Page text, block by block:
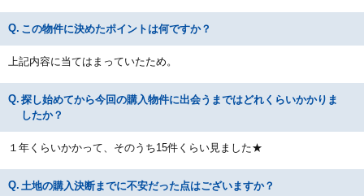
この物件に決めたポイントは何ですか？
上記内容に当てはまっていたため。
探し始めてから今回の購入物件に出会うまではどれくらいかかりま
したか？
１年くらいかかって、そのうち15件くらい見ました★
土地の購入決断までに不安だった点はございますか？